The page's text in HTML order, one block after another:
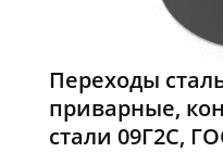
Переходы
приварные,
стали 09Г2С,